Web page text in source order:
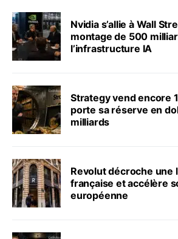
Nvidia s’allie à Wall
montage de 500
l’infrastructure IA
Strategy vend encore
porte sa réserve en
milliards
Revolut décroche une
française et accélère
européenne